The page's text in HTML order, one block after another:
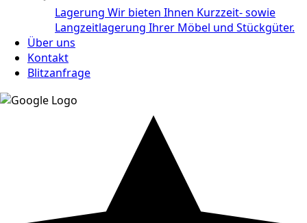
Lagerung Wir bieten Ihnen Kurzzeit- sowie
Langzeitlagerung Ihrer Möbel und Stückgüter.
Über uns
Kontakt
Blitzanfrage